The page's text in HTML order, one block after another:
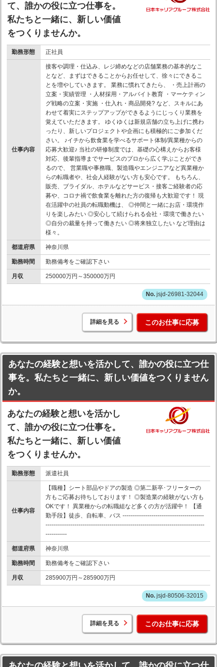
て、誰かの役に立つ仕事を。
私たちと一緒に、新しい価値
をつくりませんか。
勤務形態 正社員
仕事内容
接客や調理・仕込み、レジ締めなどの店舗業務の基本的なこ
となど、まずはできることからお任せして、徐々にできるこ
とを増やしていきます。 業務に慣れてきたら、 ・売上計画の
立案・実績管理 ・人材採用・アルバイト教育 ・マーケティン
グ戦略の立案・実施 ・仕入れ・商品開発? など、スキルにあ
わせて着実にステップアップができるようにじっくり業務を
覚えていただきます。 ゆくゆくは新規店舗の立ち上げに携わ
ったり、新しいプロジェクトや企画にも積極的にご参加くだ
さい。 ♪イチから飲食業を学べるサポート体制/異業種からの
応募大歓迎♪ 当社の研修制度では、基礎の心構えからお客様
対応、後輩指導までサービスのプロから広く学ぶことができ
るので、 営業職や事務職、製造職やエンジニアなど異業種か
らの転職者や、社会人経験がない方も安心です。 もちろん、
販売、ブライダル、ホテルなどサービス・接客ご経験者の応
募や、コロナ禍で飲食業を離れた方の復帰も大歓迎です！ 現
在活躍中の社員の転職動機は、 ◎仲間と一緒にお店・環境作
りを楽しみたい ◎安心して続けられる会社・環境で働きたい
◎自分の裁量を持って働きたい ◎将来独立したい など理由は
様々。
都道府県 神奈川県
勤務時間 勤務備考をご確認下さい
月収 250000万円～350000万円
jsjd-26981-32044
詳細を見る このお仕事に応募
あなたの経験と想いを活かして、誰かの役に立つ仕
事を。私たちと一緒に、新しい価値をつくりません
か。
あなたの経験と想いを活かし
て、誰かの役に立つ仕事を。
私たちと一緒に、新しい価値
をつくりませんか。
勤務形態 派遣社員
仕事内容
【職種】シート部品やドアの製造 ◎第二新卒･フリーターの
方もご応募お待ちしております！ ◎製造業の経験がない方も
OKです！ 異業種からの転職組など多くの方が活躍中！ 【通
勤手段】徒歩、自転車、バス ------------------------------------------
----------------------------------------------------------------------------------
-----------
都道府県 神奈川県
勤務時間 勤務備考をご確認下さい
月収 285900万円～285900万円
jsjd-80506-32015
詳細を見る このお仕事に応募